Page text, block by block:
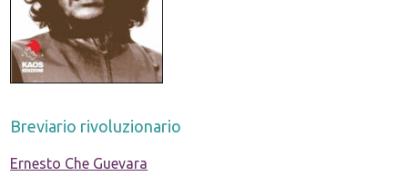
Breviario rivoluzionario
Ernesto Che Guevara